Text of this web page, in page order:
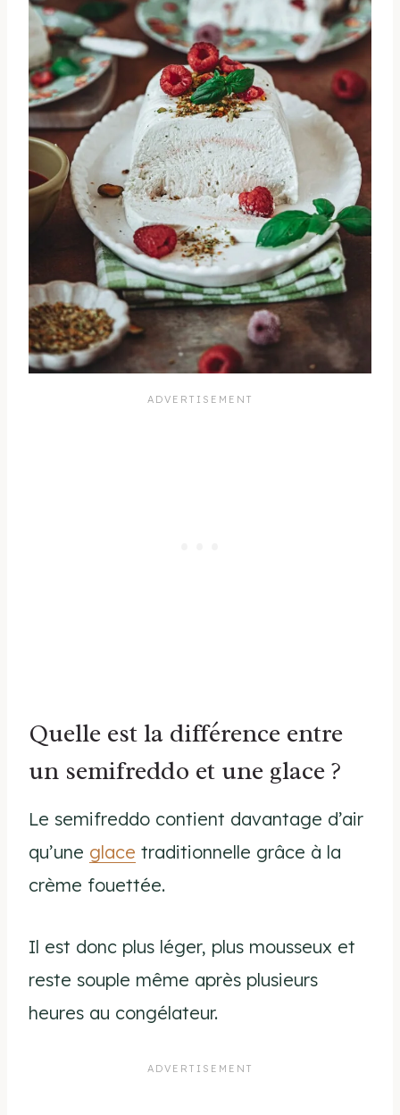
Quelle est la différence entre
un semifreddo et une glace ?
Le semifreddo contient davantage d’air
qu’une glace traditionnelle grâce à la
crème fouettée.
Il est donc plus léger, plus mousseux et
reste souple même après plusieurs
heures au congélateur.